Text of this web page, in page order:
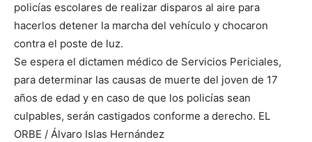
policías escolares de realizar disparos al aire para
hacerlos detener la marcha del vehículo y chocaron
contra el poste de luz.
Se espera el dictamen médico de Servicios Periciales,
para determinar las causas de muerte del joven de 17
años de edad y en caso de que los policías sean
culpables, serán castigados conforme a derecho. EL
ORBE / Álvaro Islas Hernández